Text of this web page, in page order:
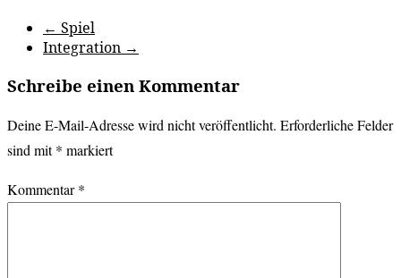
← Spiel
Integration →
Schreibe einen Kommentar
Deine E-Mail-Adresse wird nicht veröffentlicht. Erforderliche Felder
sind mit* markiert
Kommentar*